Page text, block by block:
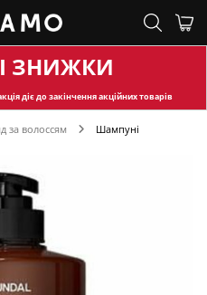
ЗНИЖКИ
діє до закінчення акційних товарів
за волоссям Шампуні